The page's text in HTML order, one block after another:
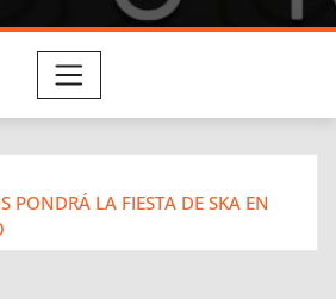
PONDRÁ LA FIESTA DE SKA EN